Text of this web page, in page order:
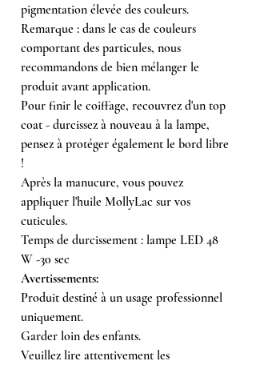
pigmentation élevée des couleurs.
Remarque : dans le cas de couleurs
comportant des particules, nous
recommandons de bien mélanger le
produit avant application.
Pour finir le coiffage, recouvrez d'un top
coat - durcissez à nouveau à la lampe,
pensez à protéger également le bord libre
!
Après la manucure, vous pouvez
appliquer l'huile MollyLac sur vos
cuticules.
Temps de durcissement : lampe LED 48
W -30 sec
Avertissements:
Produit destiné à un usage professionnel
uniquement.
Garder loin des enfants.
Veuillez lire attentivement les